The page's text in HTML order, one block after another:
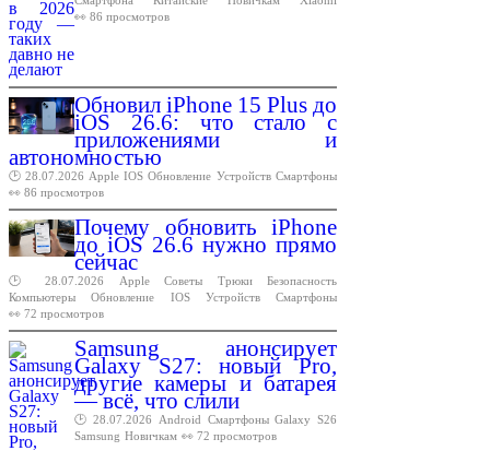
👀 86 просмотров
Обновил iPhone 15 Plus до
iOS 26.6: что стало с
приложениями и
автономностью
🕑 28.07.2026 Apple IOS Обновление Устройств Смартфоны
👀 86 просмотров
Почему обновить iPhone
до iOS 26.6 нужно прямо
сейчас
🕑 28.07.2026 Apple Советы Трюки
Безопасность
Компьютеры
Обновление IOS Устройств
Смартфоны
👀 72 просмотров
Samsung анонсирует
Galaxy S27: новый Pro,
другие камеры и батарея
— всё, что слили
🕑 28.07.2026 Android Смартфоны Galaxy S26
Samsung Новичкам 👀 72 просмотров